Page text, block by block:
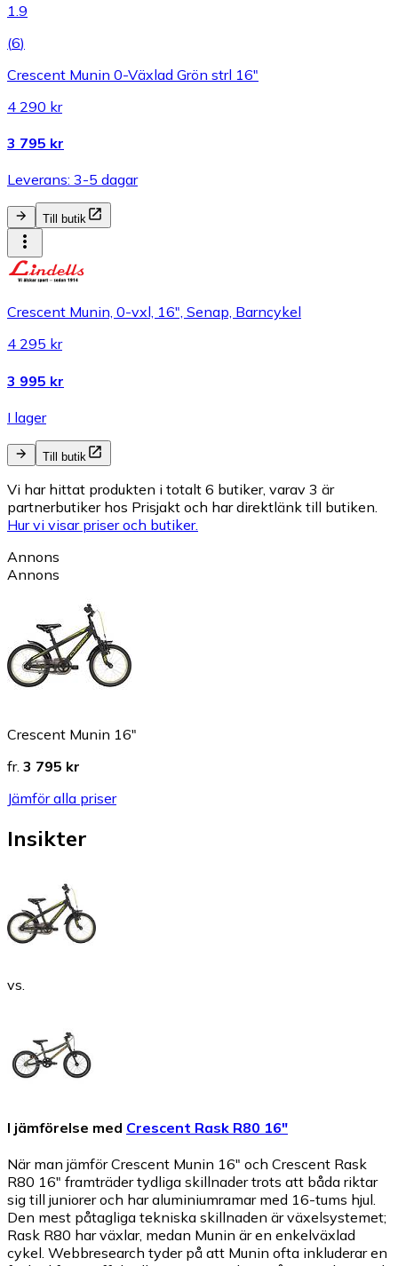
1.9
(6)
Crescent Munin 0-Växlad Grön strl 16"
4 290 kr
3 795 kr
Leverans: 3-5 dagar
Till butik
Crescent Munin, 0-vxl, 16", Senap, Barncykel
4 295 kr
3 995 kr
I lager
Till butik
Vi har hittat produkten i totalt 6 butiker, varav 3 är
partnerbutiker hos Prisjakt och har direktlänk till butiken.
Hur vi visar priser och butiker.
Annons
Annons
Crescent Munin 16"
fr. 3 795 kr
Jämför alla priser
Insikter
vs.
I jämförelse med Crescent Rask R80 16"
När man jämför Crescent Munin 16" och Crescent Rask
R80 16" framträder tydliga skillnader trots att båda riktar
sig till juniorer och har aluminiumramar med 16-tums hjul.
Den mest påtagliga tekniska skillnaden är växelsystemet;
Rask R80 har växlar, medan Munin är en enkelväxlad
cykel. Webbresearch tyder på att Munin ofta inkluderar en